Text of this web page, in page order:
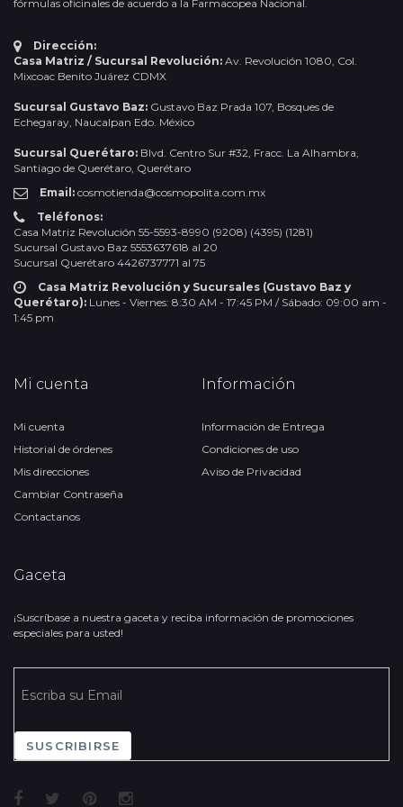
fórmulas oficinales de acuerdo a la Farmacopea Nacional.
Dirección:
Casa Matriz / Sucursal Revolución: Av. Revolución 1080, Col.
Mixcoac Benito Juárez CDMX
Sucursal Gustavo Baz: Gustavo Baz Prada 107, Bosques de
Echegaray, Naucalpan Edo. México
Sucursal Querétaro: Blvd. Centro Sur #32, Fracc. La Alhambra,
Santiago de Querétaro, Querétaro
Email: cosmotienda@cosmopolita.com.mx
Teléfonos:
Casa Matriz Revolución 55-5593-8990 (9208) (4395) (1281)
Sucursal Gustavo Baz 5553637618 al 20
Sucursal Querétaro 4426737771 al 75
Casa Matriz Revolución y Sucursales (Gustavo Baz y
Querétaro): Lunes - Viernes: 8:30 AM - 17:45 PM / Sábado: 09:00 am -
1:45 pm
Mi cuenta
Mi cuenta
Historial de órdenes
Mis direcciones
Cambiar Contraseña
Contactanos
Información
Información de Entrega
Condiciones de uso
Aviso de Privacidad
Gaceta
¡Suscríbase a nuestra gaceta y reciba información de promociones
especiales para usted!
SUSCRIBIRSE